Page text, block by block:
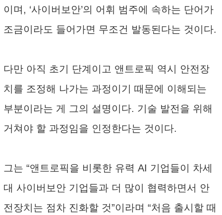
이며, ‘사이버보안’의 어휘 범주에 속하는 단어가
조금이라도 들어가면 무조건 발동된다는 것이다.
다만 아직 초기 단계이고 앤트로픽 역시 안전장
치를 조정해 나가는 과정이기 때문에 이해되는
부분이라는 게 그의 설명이다. 기술 발전을 위해
거쳐야 할 과정임을 인정한다는 것이다.
그는 “앤트로픽을 비롯한 유력 AI 기업들이 차세
대 사이버보안 기업들과 더 많이 협력하면서 안
전장치는 점차 진화할 것”이라며 “처음 출시할 때